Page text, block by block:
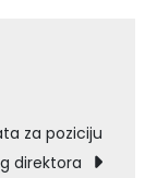
za poziciju
direktora